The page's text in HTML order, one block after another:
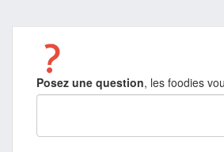
Posez une question, les foodies